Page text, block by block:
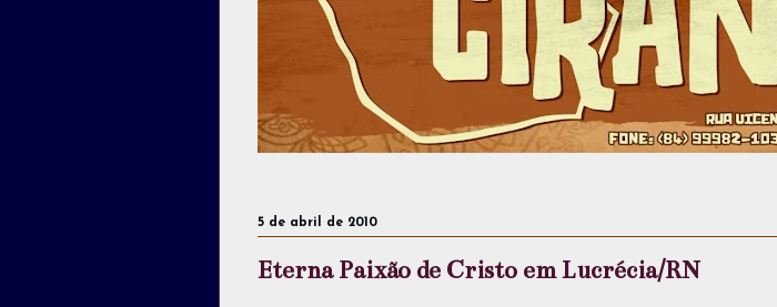
5 de abril de 2010
Eterna Paixão de Cristo em Lucrécia/RN